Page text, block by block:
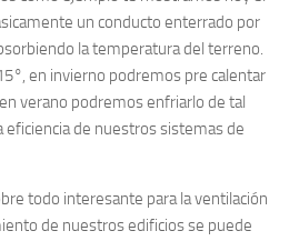
un conducto enterrado por
la temperatura del terreno.
en invierno podremos pre calentar
verano podremos enfriarlo de tal
de nuestros sistemas de
todo interesante para la ventilación
de nuestros edificios se puede